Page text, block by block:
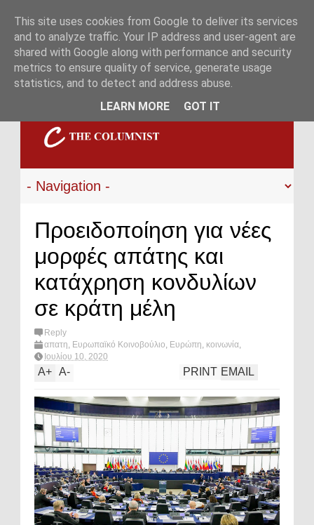
Προειδοποίηση για νέες
μορφές απάτης και
κατάχρηση κονδυλίων
σε κράτη μέλη
Reply
απατη, Ευρωπαϊκό Κοινοβούλιο, Ευρώπη, κοινωνία,
οικονομία, What's hot?
Ιουλίου 10, 2020
A+ A- EMAIL
PRINT
This site uses cookies from Google to deliver its services
and to analyze traffic. Your IP address and user-agent are
shared with Google along with performance and security
metrics to ensure quality of service, generate usage
statistics, and to detect and address abuse.
LEARN MORE
GOT IT